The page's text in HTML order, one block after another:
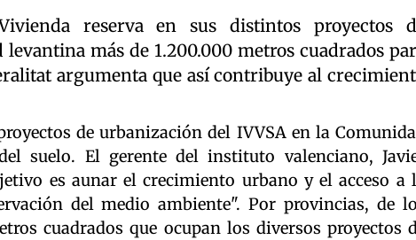
reserva en sus distintos proyectos
más de 1.200.000 metros cuadrados
argumenta que así contribuye al
de urbanización del IVVSA en la
suelo. El gerente del instituto valenciano,
es aunar el crecimiento urbano y el acceso a
del medio ambiente". Por provincias, de
cuadrados que ocupan los diversos proyectos